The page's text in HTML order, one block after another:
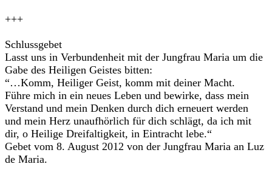
+++
Schlussgebet
Lasst uns in Verbundenheit mit der Jungfrau Maria um die
Gabe des Heiligen Geistes bitten:
“…Komm, Heiliger Geist, komm mit deiner Macht.
Führe mich in ein neues Leben und bewirke, dass mein
Verstand und mein Denken durch dich erneuert werden
und mein Herz unaufhörlich für dich schlägt, da ich mit
dir, o Heilige Dreifaltigkeit, in Eintracht lebe.“
Gebet vom 8. August 2012 von der Jungfrau Maria an Luz
de Maria.